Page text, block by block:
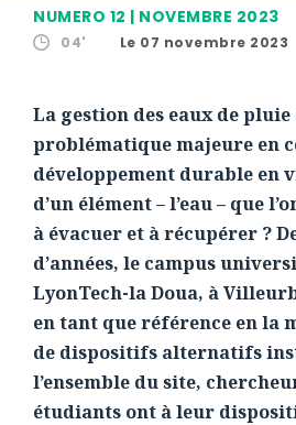
La gestion des eaux de pluie
problématique majeure en
développement durable en
d’un élément – l’eau – que
à évacuer et à récupérer ?
d’années, le campus
LyonTech-la Doua, à
en tant que référence en la
de dispositifs alternatifs
l’ensemble du site,
étudiants ont à leur
NUMERO 12 | NOVEMBRE 2023
04' Le 07 novembre 2023